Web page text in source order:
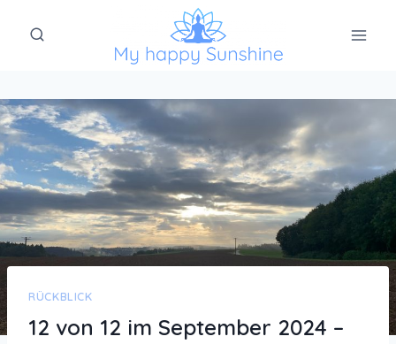
Inhalt
RÜCKBLICK
12 von 12 im September 2024 –